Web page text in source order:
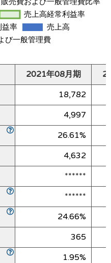
2021年08月期
18,782
4,997
26.61%
4,632
******
******
24.66%
365
1.95%